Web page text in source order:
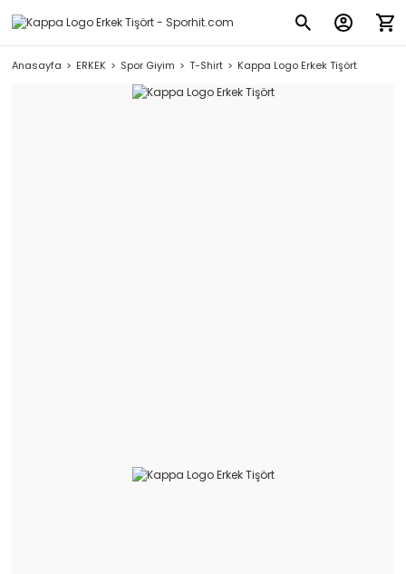
Anasayfa ERKEK Spor Giyim T-Shirt Kappa Logo Erkek Tişört